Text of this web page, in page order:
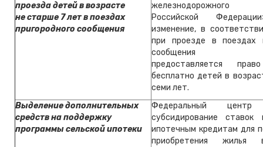
проезда детей в возрасте
не старше 7 лет в поездах
пригородного сообщения
железнодорожного
Российской
изменение, в
при проезде в поездах
сообщения
предоставляется
бесплатно детей в
семи лет.
Выделение дополнительных
средств на поддержку
программы сельской ипотеки
Федеральный центр
субсидирование ставок
ипотечным кредитам для
приобретения жилья